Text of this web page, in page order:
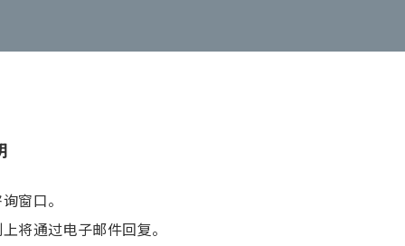
窗口。
将通过电子邮件回复。